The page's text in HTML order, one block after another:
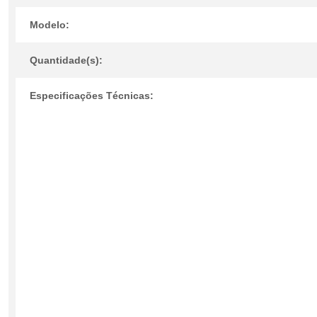
Modelo:
Quantidade(s):
Especificações Técnicas: